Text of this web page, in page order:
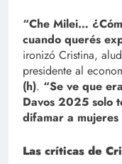
“Che Milei…
cuando querés
ironizó Cristina,
presidente al
(h). “Se ve que
Davos 2025 solo
difamar a mujeres
Las críticas de